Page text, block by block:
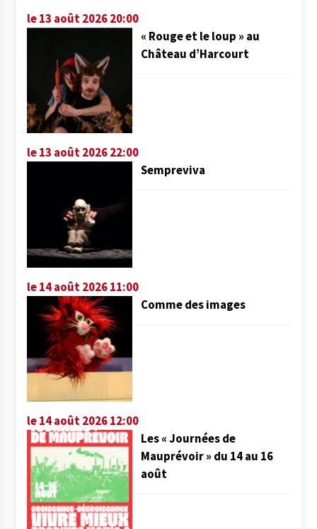
le 13 août 2026 20:00
« Rouge et le loup » au
Château d’Harcourt
le 13 août 2026 22:00
Sempreviva
le 14 août 2026 11:00
Comme des images
le 14 août 2026 12:00
Les « Journées de
Mauprévoir » du 14 au 16
août